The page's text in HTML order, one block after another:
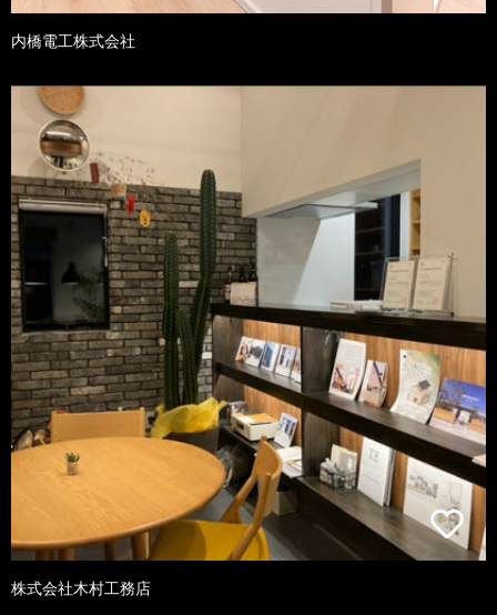
内橋電工株式会社
株式会社木村工務店